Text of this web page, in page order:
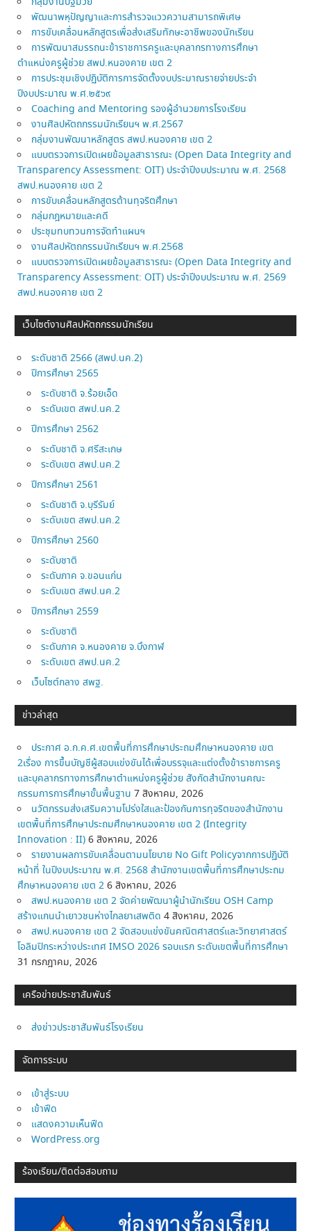
พัฒนาพหุปัญญาและการสำรวจแววความสามารถพิเศษ
การขับเคลื่อนหลักสูตรเพื่อส่งเสริมทักษะอาชีพของนักเรียน
การพัฒนาสมรรถนะข้าราชการครูและบุคลากรทางการศึกษา
ตำแหน่งครูผู้ช่วย สพป.หนองคาย เขต 2
การประชุมเชิงปฏิบัติการการจัดตั้งงบประมาณรายจ่ายประจำ
ปีงบประมาณ พ.ศ.๒๕๖๙
Coaching and Mentoring รองผู้อำนวยการโรงเรียน
งานศิลปหัตถกรรมนักเรียนฯ พ.ศ.2567
กลุ่มงานพัฒนาหลักสูตร สพป.หนองคาย เขต 2
แบบตรวจการเปิดเผยข้อมูลสาธารณะ (Open Data Integrity and
Transparency Assessment: OIT) ประจำปีงบประมาณ พ.ศ. 2568
สพป.หนองคาย เขต 2
การขับเคลื่อนหลักสูตรต้านทุจริตศึกษา
กลุ่มกฎหมายและคดี
ประชุมทบทวนการจัดทำแผนฯ
งานศิลปหัตถกรรมนักเรียนฯ พ.ศ.2568
แบบตรวจการเปิดเผยข้อมูลสาธารณะ (Open Data Integrity and
Transparency Assessment: OIT) ประจำปีงบประมาณ พ.ศ. 2569
สพป.หนองคาย เขต 2
เว็บไซต์งานศิลปหัตถกรรมนักเรียน
ระดับชาติ 2566 (สพป.นค.2)
ปีการศึกษา 2565
ระดับชาติ จ.ร้อยเอ็ด
ระดับเขต สพป.นค.2
ปีการศึกษา 2562
ระดับชาติ จ.ศรีสะเกษ
ระดับเขต สพป.นค.2
ปีการศึกษา 2561
ระดับชาติ จ.บุรีรัมย์
ระดับเขต สพป.นค.2
ปีการศึกษา 2560
ระดับชาติ
ระดับภาค จ.ขอนแก่น
ระดับเขต สพป.นค.2
ปีการศึกษา 2559
ระดับชาติ
ระดับภาค จ.หนองคาย จ.บึงกาฬ
ระดับเขต สพป.นค.2
เว็บไซต์กลาง สพฐ.
ข่าวล่าสุด
ประกาศ อ.ก.ค.ศ.เขตพื้นที่การศึกษาประถมศึกษาหนองคาย เขต
2เรื่อง การขึ้นบัญชีผู้สอบแข่งขันได้เพื่อบรรจุและแต่งตั้งข้าราชการครู
และบุคลากรทางการศึกษาตำแหน่งครูผู้ช่วย สังกัดสำนักงานคณะ
กรรมการการศึกษาขั้นพื้นฐาน 7 สิงหาคม, 2026
นวัตกรรมส่งเสริมความโปร่งใสและป้องกันการทุจริตของสำนักงาน
เขตพื้นที่การศึกษาประถมศึกษาหนองคาย เขต 2 (Integrity
Innovation : II) 6 สิงหาคม, 2026
รายงานผลการขับเคลื่อนตามนโยบาย No Gift Policyจากการปฏิบัติ
หน้าที่ ในปีงบประมาณ พ.ศ. 2568 สำนักงานเขตพื้นที่การศึกษาประถม
ศึกษาหนองคาย เขต 2 6 สิงหาคม, 2026
สพป.หนองคาย เขต 2 จัดค่ายพัฒนาผู้นำนักเรียน OSH Camp
สร้างแกนนำเยาวชนห่างไกลยาเสพติด 4 สิงหาคม, 2026
สพป.หนองคาย เขต 2 จัดสอบแข่งขันคณิตศาสตร์และวิทยาศาสตร์
โอลิมปิกระหว่างประเทศ IMSO 2026 รอบแรก ระดับเขตพื้นที่การศึกษา
31 กรกฎาคม, 2026
เครือข่ายประชาสัมพันธ์
ส่งข่าวประชาสัมพันธ์โรงเรียน
จัดการระบบ
เข้าสู่ระบบ
เข้าฟีด
แสดงความเห็นฟีด
WordPress.org
ร้องเรียน/ติดต่อสอบถาม